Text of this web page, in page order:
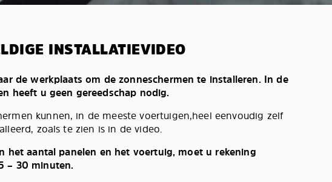
INSTALLATIEVIDEO
de werkplaats om de zonneschermen te installeren. In de
heeft u geen gereedschap nodig.
kunnen, in de meeste voertuigen,heel eenvoudig zelf
zoals te zien is in de video.
het aantal panelen en het voertuig, moet u rekening
– 30 minuten.